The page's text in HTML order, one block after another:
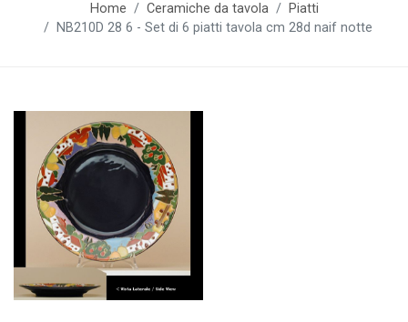
Home Ceramiche da tavola
Piatti
NB210D 28 6 - Set di 6 piatti tavola cm 28d naif notte